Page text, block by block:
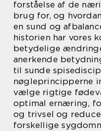
forståelse af de
brug for, og
en sund og
historien har vores
betydelige
anerkende
til sunde
nøgleprincipperne
vælge rigtige
optimal ernæring,
og trivsel og
forskellige